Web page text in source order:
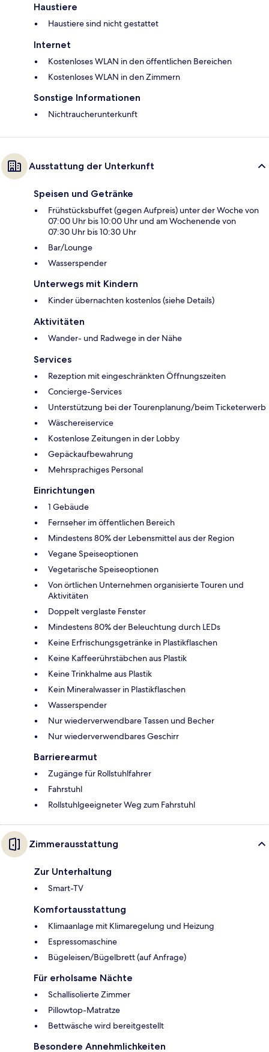
Haustiere
Haustiere sind nicht gestattet
Internet
Kostenloses WLAN in den öffentlichen Bereichen
Kostenloses WLAN in den Zimmern
Sonstige Informationen
Nichtraucherunterkunft
Ausstattung der Unterkunft
Speisen und Getränke
Frühstücksbuffet (gegen Aufpreis) unter der Woche von
07:00 Uhr bis 10:00 Uhr und am Wochenende von
07:30 Uhr bis 10:30 Uhr
Bar/Lounge
Wasserspender
Unterwegs mit Kindern
Kinder übernachten kostenlos (siehe Details)
Aktivitäten
Wander- und Radwege in der Nähe
Services
Rezeption mit eingeschränkten Öffnungszeiten
Concierge-Services
Unterstützung bei der Tourenplanung/beim Ticketerwerb
Wäschereiservice
Kostenlose Zeitungen in der Lobby
Gepäckaufbewahrung
Mehrsprachiges Personal
Einrichtungen
1 Gebäude
Fernseher im öffentlichen Bereich
Mindestens 80% der Lebensmittel aus der Region
Vegane Speiseoptionen
Vegetarische Speiseoptionen
Von örtlichen Unternehmen organisierte Touren und
Aktivitäten
Doppelt verglaste Fenster
Mindestens 80% der Beleuchtung durch LEDs
Keine Erfrischungsgetränke in Plastikflaschen
Keine Kaffeerührstäbchen aus Plastik
Keine Trinkhalme aus Plastik
Kein Mineralwasser in Plastikflaschen
Wasserspender
Nur wiederverwendbare Tassen und Becher
Nur wiederverwendbares Geschirr
Barrierearmut
Zugänge für Rollstuhlfahrer
Fahrstuhl
Rollstuhlgeeigneter Weg zum Fahrstuhl
Zimmerausstattung
Zur Unterhaltung
Smart-TV
Komfortausstattung
Klimaanlage mit Klimaregelung und Heizung
Espressomaschine
Bügeleisen/Bügelbrett (auf Anfrage)
Für erholsame Nächte
Schallisolierte Zimmer
Pillowtop-Matratze
Bettwäsche wird bereitgestellt
Besondere Annehmlichkeiten